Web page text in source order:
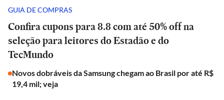
GUIA DE COMPRAS
Confira cupons para 8.8 com até 50% off na
seleção para leitores do Estadão e do
TecMundo
Novos dobráveis da Samsung chegam ao Brasil por até R$
19,4 mil; veja